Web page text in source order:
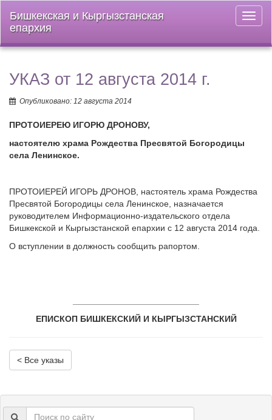
меню
Бишкекская и Кыргызстанская
епархия
УКАЗ от 12 августа 2014 г.
Опубликовано: 12 августа 2014
ПРОТОИЕРЕЮ ИГОРЮ ДРОНОВУ,
настоятелю храма Рождества Пресвятой Богородицы
села Ленинское.
ПРОТОИЕРЕЙ ИГОРЬ ДРОНОВ, настоятель храма Рождества
Пресвятой Богородицы села Ленинское, назначается
руководителем Информационно-издательского отдела
Бишкекской и Кыргызстанской епархии с 12 августа 2014 года.
О вступлении в должность сообщить рапортом.
ЕПИСКОП БИШКЕКСКИЙ И КЫРГЫЗСТАНСКИЙ
< Все указы